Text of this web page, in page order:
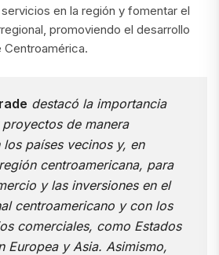
en la región y fomentar el
promoviendo el desarrollo
destacó la importancia
de manera
países vecinos y, en
centroamericana, para
y las inversiones en el
centroamericano y con los
comerciales, como Estados
Europea y Asia. Asimismo,